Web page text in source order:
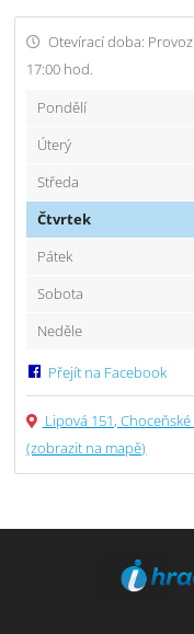
Otevírací doba:
17:00 hod.
Pondělí
Úterý
Středa
Čtvrtek
Pátek
Sobota
Neděle
Přejít na Facebook
Lipová 151,
(zobrazit na mapě)